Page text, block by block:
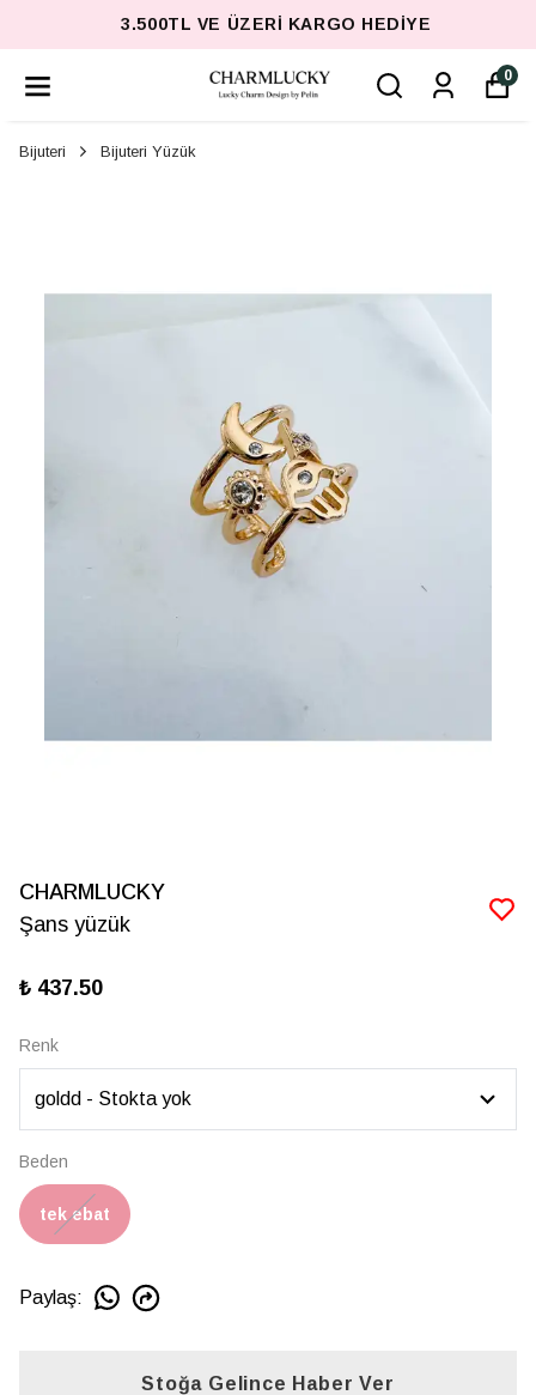
3.500TL VE ÜZERI KARGO HEDIYE
0
Bijuteri Bijuteri Yüzük
CHARMLUCKY
Şans yüzük
₺ 437.50
Renk
Beden
tek ebat
Paylaş:
Stoğa Gelince Haber Ver